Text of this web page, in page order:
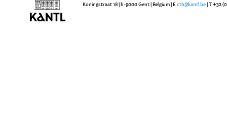
Koningstraat 18 | b-9000 Gent | Belgium | E ctb@kantl.be | T +32